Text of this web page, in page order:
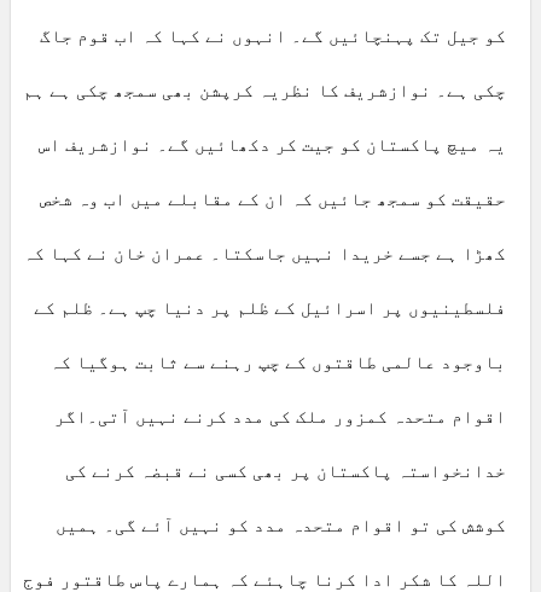
کو جیل تک پہنچائیں گے۔ انہوں نے کہا کہ اب قوم جاگ
چکی ہے۔ نوازشریف کا نظریہ کرپشن بھی سمجھ چکی ہے ہم
یہ میچ پاکستان کو جیت کر دکھائیں گے۔ نوازشریف اس
حقیقت کو سمجھ جائیں کہ ان کے مقابلے میں اب وہ شخص
کھڑا ہے جسے خریدا نہیں جاسکتا۔ عمران خان نے کہا کہ
فلسطینیوں پر اسرائیل کے ظلم پر دنیا چپ ہے۔ ظلم کے
باوجود عالمی طاقتوں کے چپ رہنے سے ثابت ہوگیا کہ
اقوام متحدہ کمزور ملک کی مدد کرنے نہیں آتی۔اگر
خدانخواستہ پاکستان پر بھی کسی نے قبضہ کرنے کی
کوشش کی تو اقوام متحدہ مدد کو نہیں آئے گی۔ ہمیں
اللہ کا شکر ادا کرنا چاہئے کہ ہمارے پاس طاقتور فوج